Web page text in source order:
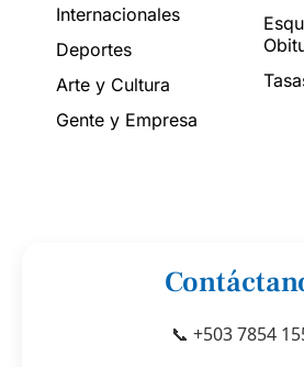
Internacionales
Deportes
Arte y Cultura
Gente y Empresa
📞 +503 7854